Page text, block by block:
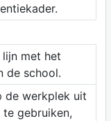
met het
de school.
de werkplek uit
gebruiken,